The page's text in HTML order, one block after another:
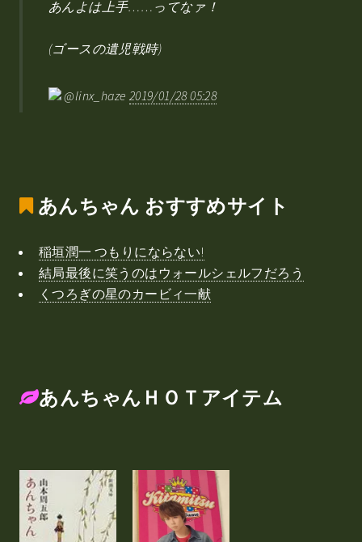
あんよは上手……ってなァ！
(ゴースの遺児戦時)
@linx_haze 2019/01/28 05:28
あんちゃん おすすめサイト
稲垣潤一 つもりにならない!
結局最後に笑うのはウォールシェルフだろう
くつろぎの星のカービィ一献
あんちゃんＨＯＴアイテム